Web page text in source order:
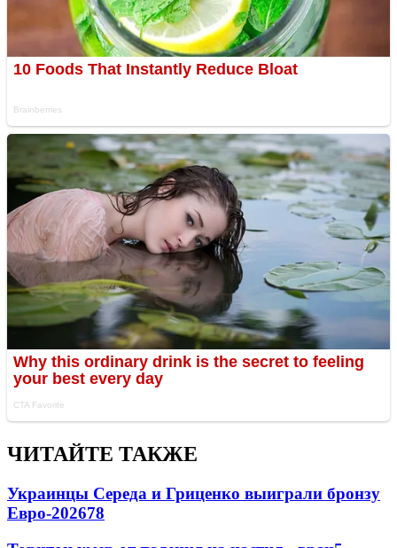
ЧИТАЙТЕ ТАКЖЕ
Украинцы Середа и Гриценко выиграли бронзу
Евро-202678